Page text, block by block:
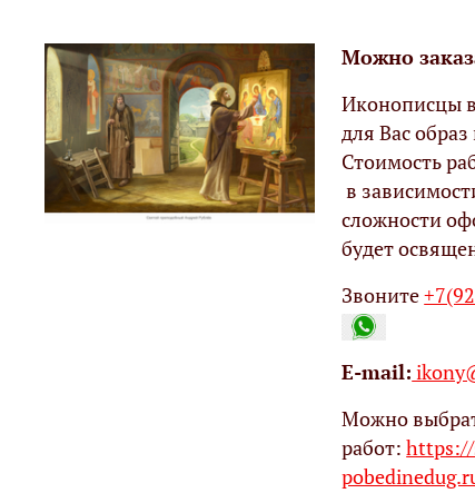
Можно
Иконописцы
для Вас
Стоимость
в
сложности
будет
Звоните
Е-mail:
Можно
работ: